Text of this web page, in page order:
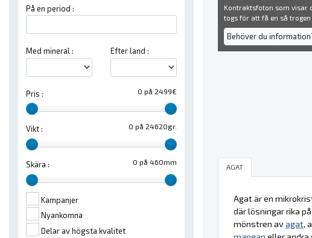
På en period :
Med mineral : Efter land :
0 på 2499€
Pris :
0 på 24620gr.
Vikt :
0 på 460mm
Skära :
Kampanjer
Nyankomna
Delar av högsta kvalitet
Kontraktsfoton som visar
togs för att få en så
Behöver du
AGAT
Agat är en
där lösningar rika
mönstren avagat,